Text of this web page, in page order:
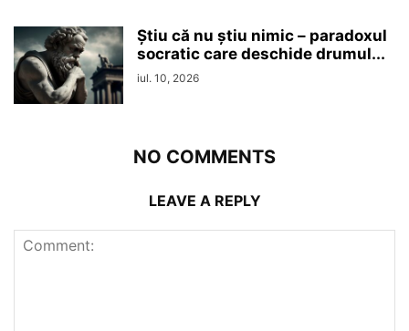
Ştiu că nu ştiu nimic – paradoxul
socratic care deschide drumul...
iul. 10, 2026
NO COMMENTS
LEAVE A REPLY